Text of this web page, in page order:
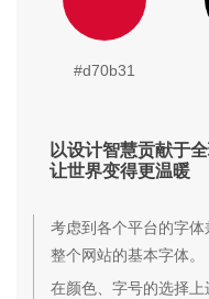
#d70b31
以设计智慧贡献于
让世界变得更温暖
考虑到各个平台的字体
整个网站的基本字体。
在颜色、字号的选择